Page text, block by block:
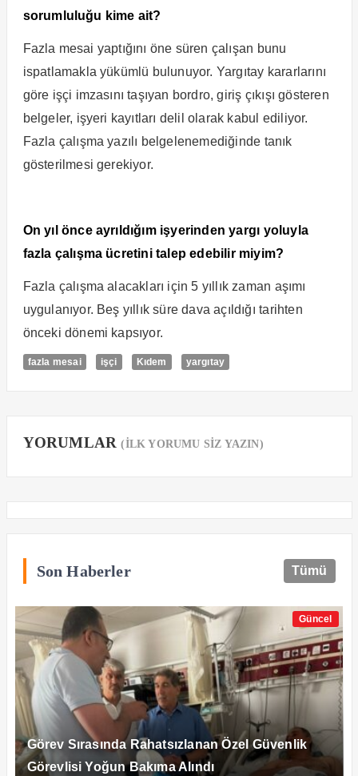
sorumluluğu kime ait?
Fazla mesai yaptığını öne süren çalışan bunu
ispatlamakla yükümlü bulunuyor. Yargıtay kararlarını
göre işçi imzasını taşıyan bordro, giriş çıkışı gösteren
belgeler, işyeri kayıtları delil olarak kabul ediliyor.
Fazla çalışma yazılı belgelenemediğinde tanık
gösterilmesi gerekiyor.
On yıl önce ayrıldığım işyerinden yargı yoluyla
fazla çalışma ücretini talep edebilir miyim?
Fazla çalışma alacakları için 5 yıllık zaman aşımı
uygulanıyor. Beş yıllık süre dava açıldığı tarihten
önceki dönemi kapsıyor.
fazla mesai işçi Kıdem yargıtay
YORUMLAR(İLK YORUMU SİZ YAZIN)
Son Haberler Tümü
Güncel
Görev Sırasında Rahatsızlanan Özel Güvenlik
Görevlisi Yoğun Bakıma Alındı